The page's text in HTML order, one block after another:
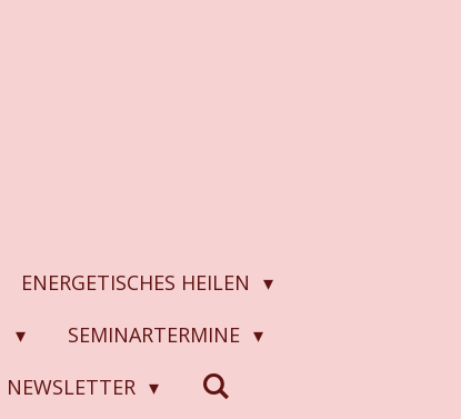
ENERGETISCHES HEILEN
SEMINARTERMINE
NEWSLETTER